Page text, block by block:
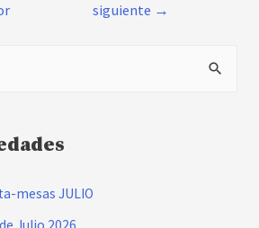
siguiente →
mesas JULIO